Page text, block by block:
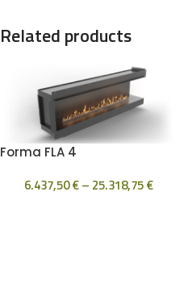
Related products
Forma FLA 4
6.437,50€– 25.318,75€